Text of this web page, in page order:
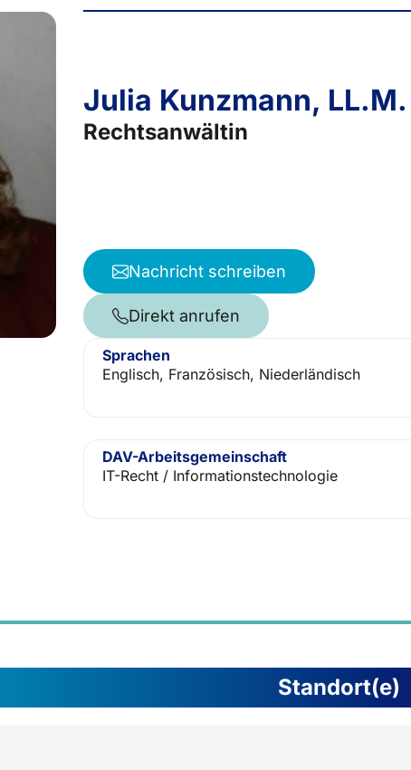
Julia Kunzmann, LL.M.
Rechtsanwältin
Nachricht schreiben
Direkt anrufen
Sprachen
Englisch, Französisch, Niederländisch
DAV-Arbeitsgemeinschaft
IT-Recht / Informationstechnologie
Standort(e)